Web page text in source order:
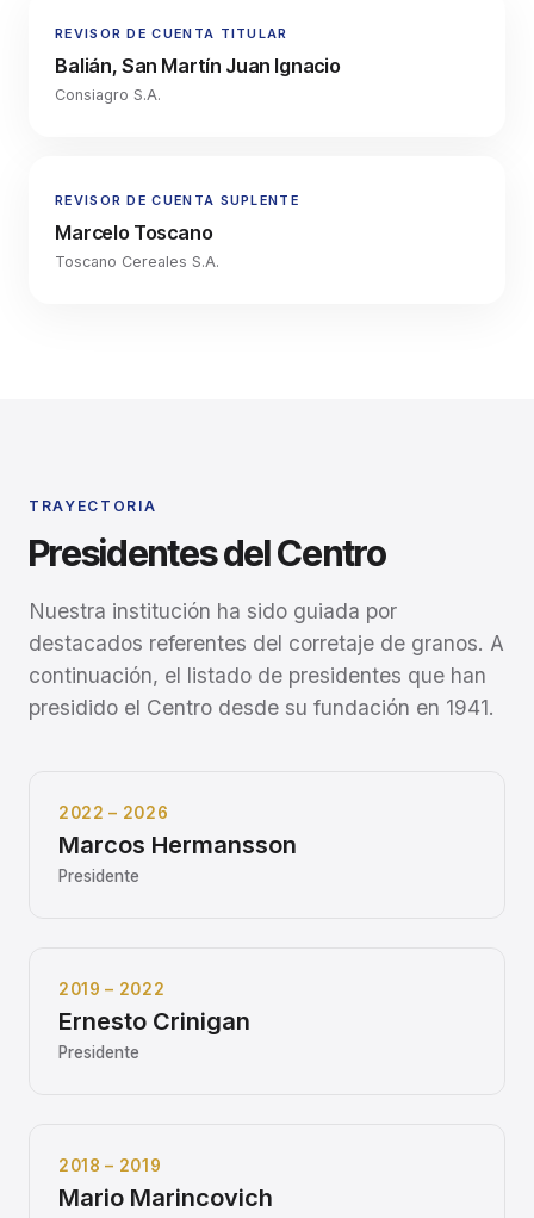
REVISOR DE CUENTA TITULAR
Balián, San Martín Juan Ignacio
Consiagro S.A.
REVISOR DE CUENTA SUPLENTE
Marcelo Toscano
Toscano Cereales S.A.
TRAYECTORIA
Presidentes del Centro
Nuestra institución ha sido guiada por
destacados referentes del corretaje de granos. A
continuación, el listado de presidentes que han
presidido el Centro desde su fundación en 1941.
2022 – 2026
Marcos Hermansson
Presidente
2019 – 2022
Ernesto Crinigan
Presidente
2018 – 2019
Mario Marincovich